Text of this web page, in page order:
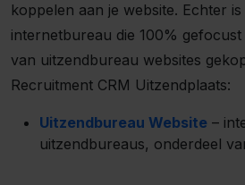
koppelen aan je website. Echter
internetbureau die 100%
van uitzendbureau websites
Recruitment CRM Uitzendplaats:
Uitzendbureau Website –
uitzendbureaus, onderdeel